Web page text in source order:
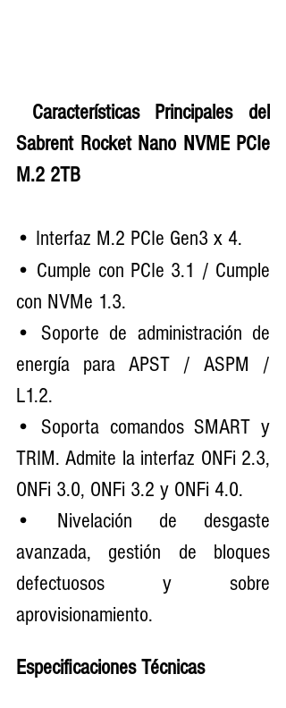
Sabrent Rocket Nano NVME PCIe
M.2 2TB
• Interfaz M.2 PCIe Gen3 x 4.
• Cumple con PCIe 3.1 / Cumple
con NVMe 1.3.
• Soporte de administración de
energía para APST / ASPM /
L1.2.
• Soporta comandos SMART y
TRIM. Admite la interfaz ONFi 2.3,
ONFi 3.0, ONFi 3.2 y ONFi 4.0.
• Nivelación de desgaste
avanzada, gestión de bloques
defectuosos y sobre
aprovisionamiento.
Especificaciones Técnicas